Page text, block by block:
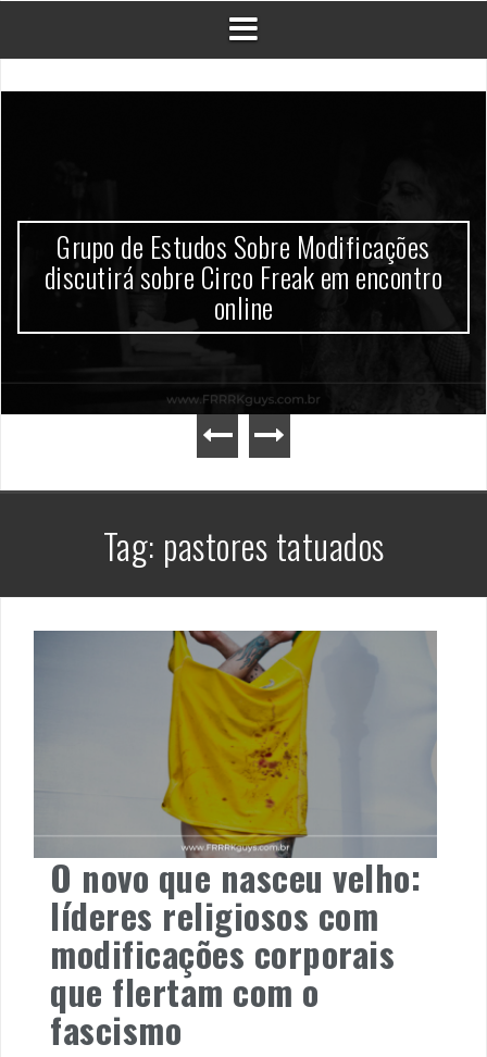
Grupo de Estudos Sobre Modificações
discutirá sobre Circo Freak em encontro
online
Tag: pastores tatuados
O novo que nasceu velho:
líderes religiosos com
modificações corporais
que flertam com o
fascismo